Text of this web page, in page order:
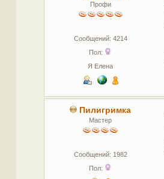
Профи
Сообщений: 4214
Пол:
Я Елена
Пилигримка
Мастер
Сообщений: 1982
Пол: